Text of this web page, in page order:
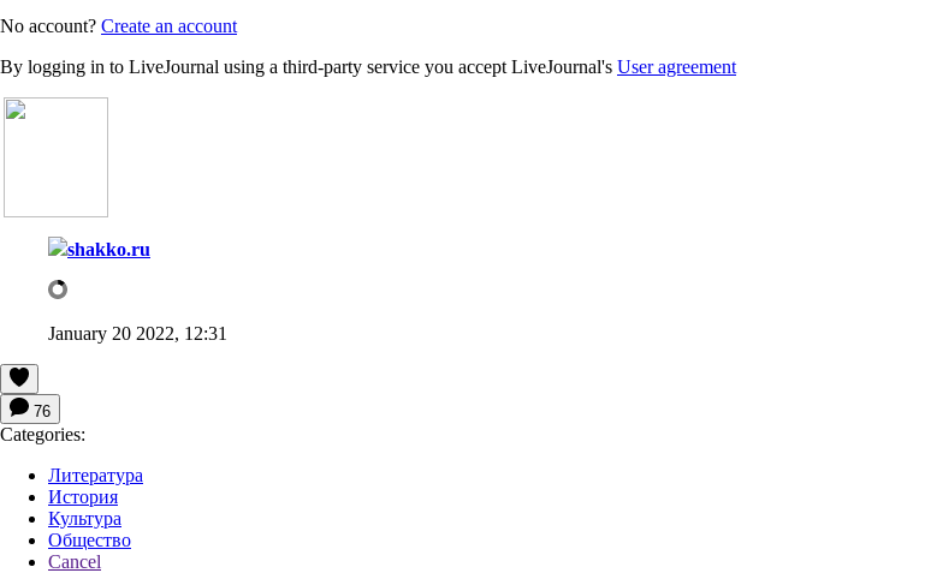
No account? Create an account
By logging in to LiveJournal using a third-party service you accept LiveJournal's User agreement
shakko.ru
January 20 2022, 12:31
76
Categories:
Литература
История
Культура
Общество
Cancel